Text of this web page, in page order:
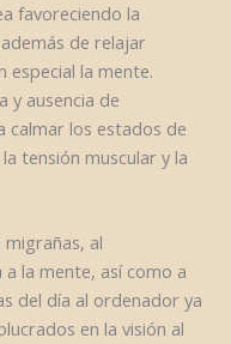
favoreciendo la
de relajar
la mente.
y ausencia de
calmar los estados de
tensión muscular y la
al
la mente, así como a
del día al ordenador ya
en la visión al